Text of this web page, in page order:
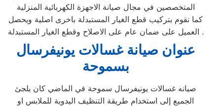
المتخصصين في مجال صيانة الاجهزة الكهربائية المنزلية
كما نقوم بتركيب قطع الغيار المستبدلة باخرى اصلية ويحصل
العميل على ضمان عام على الاصلاح وقطع الغيار المستبدلة .
عنوان صيانةغسالات يونيفرسال
بسموحة
صيانه غسالات يونيفرسال سموحة في الماضي كان يلجئ
الجميع إلى استخدام طريقة التنظيف اليدوية للملابس او